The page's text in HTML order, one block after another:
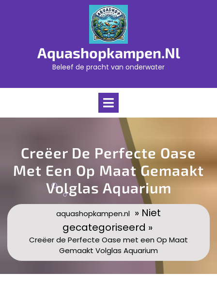
Aquashopkampen.nl
Beleef de pracht van onderwater
Open
Creëer De Perfecte Oase
Met Een Op Maat Gemaakt
Volglas Aquarium
aquashopkampen.nl » Niet
gecategoriseerd »
Creëer de Perfecte Oase met een Op Maat
Gemaakt Volglas Aquarium